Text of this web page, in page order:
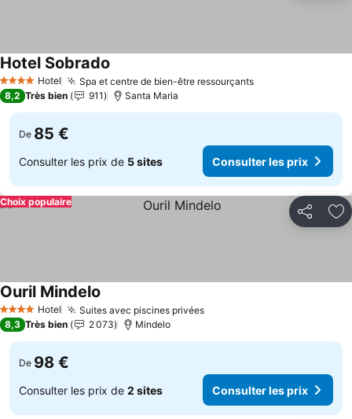
4 Étoiles Hotel Spa et centre de bien-être ressourçantsConsulter les
Hotel Sobrado
8,2 Très bien 911 Santa Maria
De 85 €
Consulter les prix de 5 sites Consulter les prix
Partager
Choix populaire
4 Étoiles Hotel Suites avec piscines privéesConsulter les prix
Ouril Mindelo
8,3 Très bien 2 073 Mindelo
De 98 €
Consulter les prix de 2 sites Consulter les prix